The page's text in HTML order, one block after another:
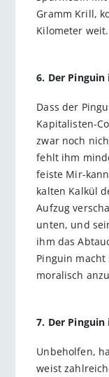
Gramm Krill,
Kilometer weit.
6. Der
Dass der
Kapitalisten-
zwar noch
fehlt ihm
feiste Mir-
kalten Kalkül
Aufzug
unten, und
ihm das
Pinguin
moralisch
7. Der
Unbeholfen,
weist